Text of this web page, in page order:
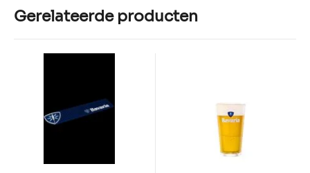
Gerelateerde producten